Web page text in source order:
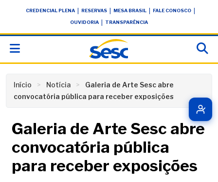
conteúdoCREDENCIAL PLENA RESERVAS MESA BRASIL FALE CONOSCO
OUVIDORIA TRANSPARÊNCIA
Início Notícia
Galeria de Arte Sesc abre
convocatória pública para receber exposições
Galeria de Arte Sesc abre
convocatória pública
para receber exposições